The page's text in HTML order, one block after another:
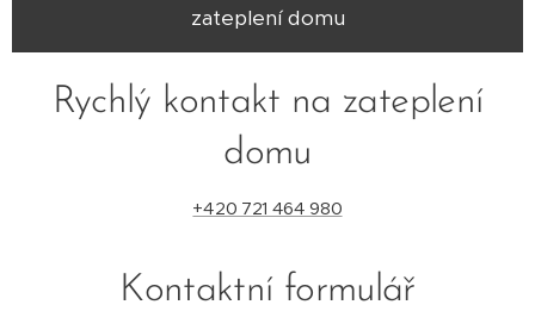
zateplení domu
Rychlý kontakt na zateplení
domu
+420 721 464 980
Kontaktní formulář